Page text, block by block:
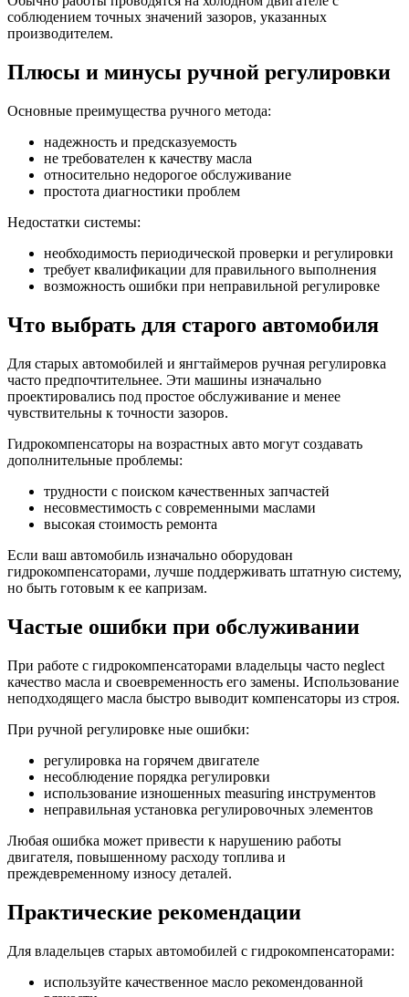
соблюдением точных значений зазоров, указанных
производителем.
Плюсы и минусы ручной регулировки
Основные преимущества ручного метода:
надежность и предсказуемость
не требователен к качеству масла
относительно недорогое обслуживание
простота диагностики проблем
Недостатки системы:
необходимость периодической проверки и регулировки
требует квалификации для правильного выполнения
возможность ошибки при неправильной регулировке
Что выбрать для старого автомобиля
Для старых автомобилей и янгтаймеров ручная регулировка
часто предпочтительнее. Эти машины изначально
проектировались под простое обслуживание и менее
чувствительны к точности зазоров.
Гидрокомпенсаторы на возрастных авто могут создавать
дополнительные проблемы:
трудности с поиском качественных запчастей
несовместимость с современными маслами
высокая стоимость ремонта
Если ваш автомобиль изначально оборудован
гидрокомпенсаторами, лучше поддерживать штатную систему,
но быть готовым к ее капризам.
Частые ошибки при обслуживании
При работе с гидрокомпенсаторами владельцы часто neglect
качество масла и своевременность его замены. Использование
неподходящего масла быстро выводит компенсаторы из строя.
При ручной регулировке ные ошибки:
регулировка на горячем двигателе
несоблюдение порядка регулировки
использование изношенных measuring инструментов
неправильная установка регулировочных элементов
Любая ошибка может привести к нарушению работы
двигателя, повышенному расходу топлива и
преждевременному износу деталей.
Практические рекомендации
Для владельцев старых автомобилей с гидрокомпенсаторами:
используйте качественное масло рекомендованной